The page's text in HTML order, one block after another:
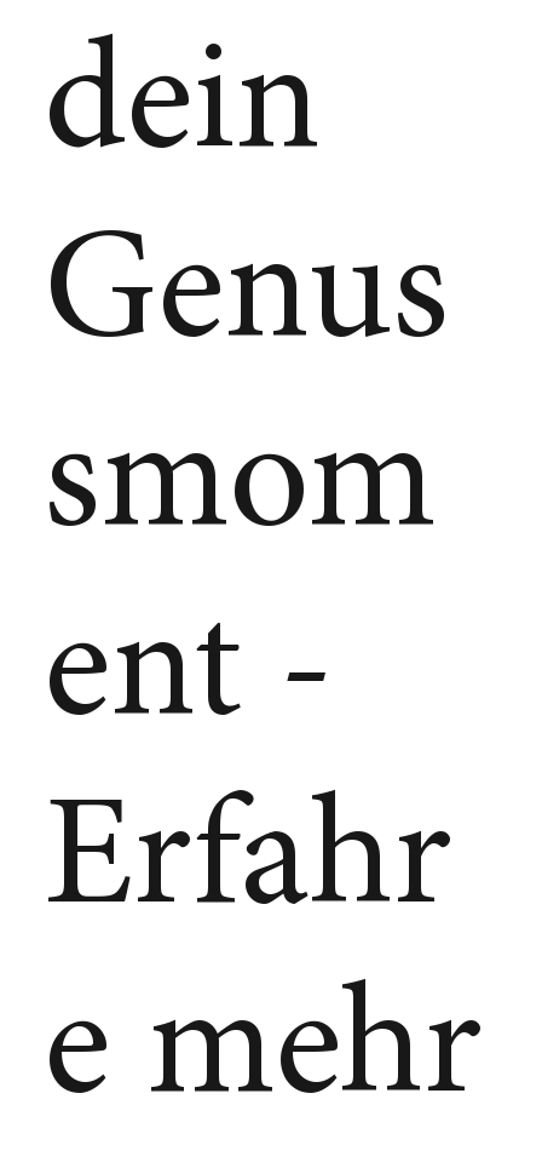
dein
Genus
smom
ent -
Erfahr
e mehr